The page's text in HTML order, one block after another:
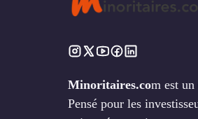
Minoritaires.com est
Pensé pour les